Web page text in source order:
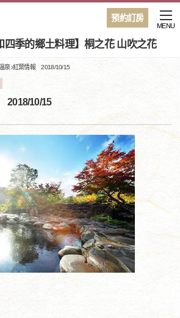
預約訂房
四季的鄉土料理】桐之花 山吹之花
MENU
泉♪紅葉情報 2018/10/15
2018/10/15